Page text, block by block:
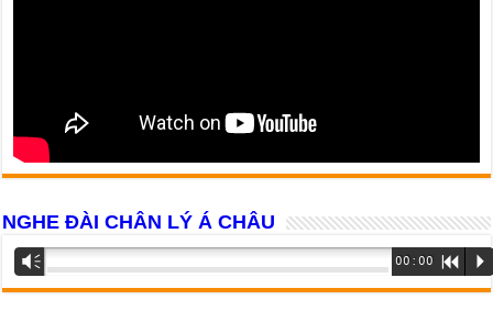
NGHE ĐÀI CHÂN LÝ Á CHÂU
Trình
phát
âm
Vm 00:00 R P